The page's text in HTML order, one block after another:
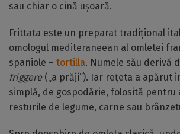
sau chiar o cină ușoară.
Frittata este un preparat tradițional
omologul mediteraneean al omletei
spaniole – tortilla. Numele său derivă
friggere („a prăji”). Iar rețeta a apărut
simplă, de gospodărie, folosită pentru
resturile de legume, carne sau